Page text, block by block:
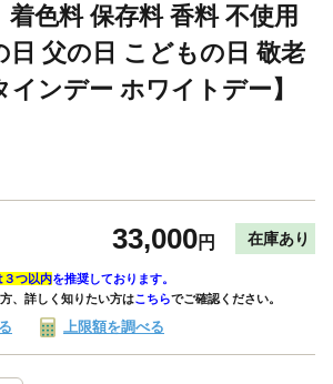
色料 保存料 香料 不使用
日 父の日 こどもの日 敬老
ンデー ホワイトデー】
33,000円 在庫あり
３つ以内を推奨しております。
、詳しく知りたい方はこちらでご確認ください。
上限額を調べる